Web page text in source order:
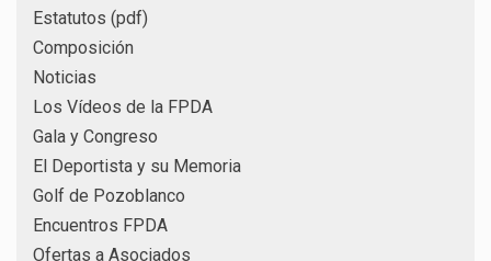
Estatutos (pdf)
Composición
Noticias
Los Vídeos de la FPDA
Gala y Congreso
El Deportista y su Memoria
Golf de Pozoblanco
Encuentros FPDA
Ofertas a Asociados